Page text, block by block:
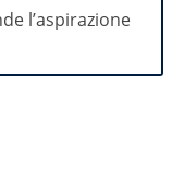
l’aspirazione